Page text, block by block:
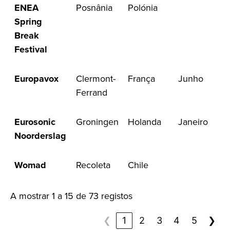
ENEA
Spring
Break
Festival
Posnânia Polónia
Europavox
Clermont-
Ferrand
França Junho
Eurosonic
Noorderslag
Groningen Holanda Janeiro
Womad Recoleta Chile
A mostrar 1 a 15 de 73 registos
❮ 1 2 3 4 5 ❯